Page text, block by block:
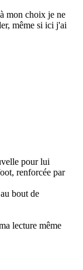
mon choix je ne
même si ici j'ai
pour lui
renforcée par
bout de
lecture même